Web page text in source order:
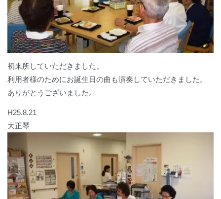
初来所していただきました。
利用者様のためにお誕生日の曲も演奏していただきました。
ありがとうございました。
H25.8.21
大正琴